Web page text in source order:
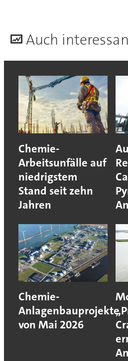
Auch
Chemie-
Arbeitsunfälle auf
niedrigstem
Stand seit zehn
Jahren
Chemie-
Anlagenbauprojekte
von Mai 2026